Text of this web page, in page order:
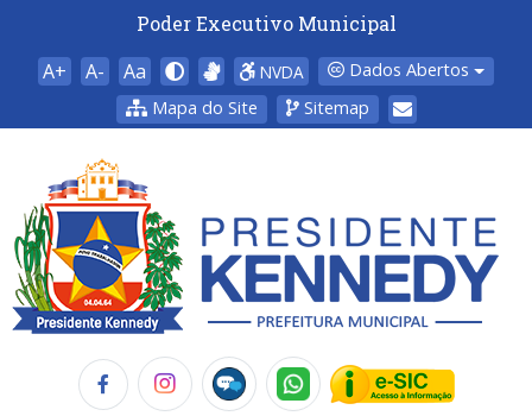
Poder Executivo Municipal
A+ A- Aa NVDA
Dados Abertos
Mapa do Site
Sitemap